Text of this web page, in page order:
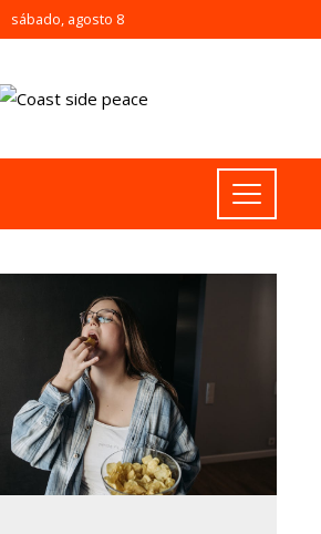
sábado, agosto 8